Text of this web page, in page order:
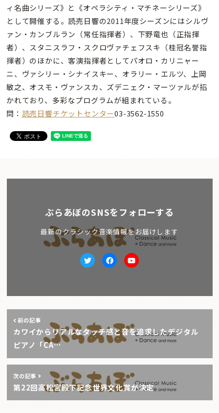
ィ名曲シリーズ》と《オペラシティ・マチネーシリーズ》
として開催する。読売日響の2011年度シーズンにはシルヴ
ァン・カンブルラン（常任指揮者）、下野竜也（正指揮
者）、スタニスラフ・スクロヴァチェフスキ（桂冠名誉指
揮者）のほかに、客演指揮者としてパオロ・カリニャー
ニ、ヴァシリー・シナイスキー、オラリー・エルツ、上岡
敏之、オスモ・ヴァンスカ、ズデニェク・マーツァルが招
かれており、多彩なプログラムが組まれている。
問： 読売日響チケットセンター03-3562-1550
ぶらあぼのSNSをフォローする
最新のクラシック音楽情報をお届けします
TwitterfacebookYoutube
前の記事
カワイからリアルなタッチ感と音を追求したデジタル
ピアノ「CA…
次の記事
第22回高松宮殿下記念世界文化賞が決定